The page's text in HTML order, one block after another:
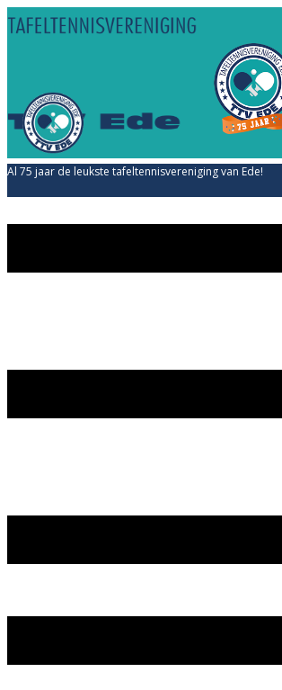
Al 75 jaar de leukste tafeltennisvereniging van Ede!